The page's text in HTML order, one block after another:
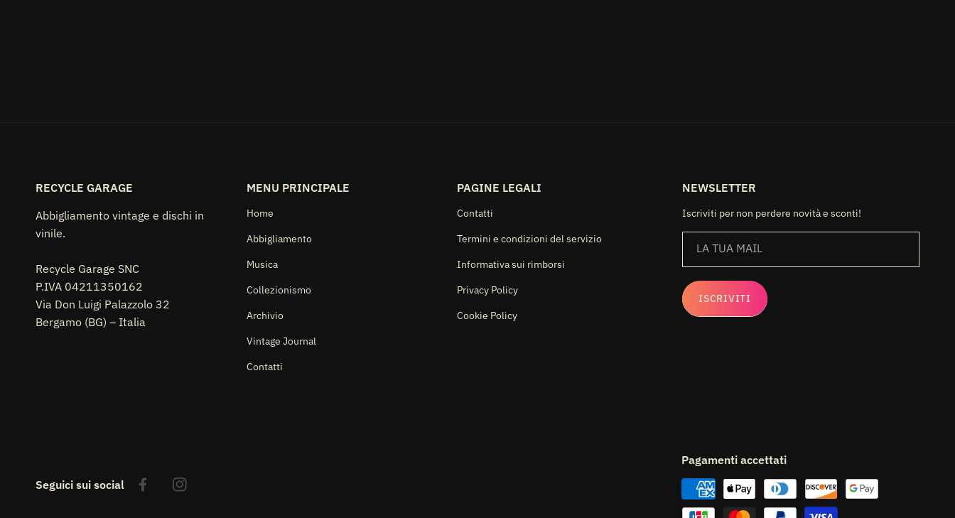
RECYCLE GARAGE
Abbigliamento vintage e dischi in
vinile.
Recycle Garage SNC
P.IVA 04211350162
Via Don Luigi Palazzolo 32
Bergamo (BG) – Italia
MENU PRINCIPALE
Home
Abbigliamento
Musica
Collezionismo
Archivio
Vintage Journal
Contatti
PAGINE LEGALI
Contatti
Termini e condizioni del servizio
Informativa sui rimborsi
Privacy Policy
Cookie Policy
NEWSLETTER
Iscriviti per non perdere novità e sconti!
LA TUA MAIL
ISCRIVITI
Seguici sui social FacebookInstagram
Pagamenti accettati
Metodi
di